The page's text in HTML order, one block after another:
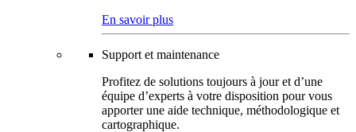
En savoir plus
Support et maintenance
Profitez de solutions toujours à jour et d’une
équipe d’experts à votre disposition pour vous
apporter une aide technique, méthodologique et
cartographique.